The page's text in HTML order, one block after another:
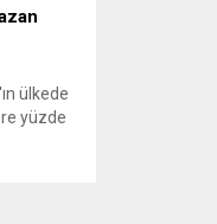
ülkede
yüzde